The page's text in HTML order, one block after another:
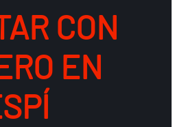
CON
EN